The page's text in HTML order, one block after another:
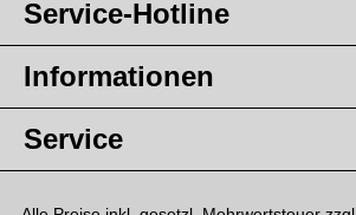
Service-Hotline
Informationen
Service